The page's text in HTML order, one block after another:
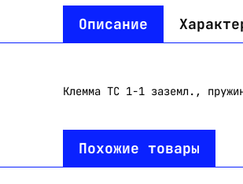
Описание
Клемма TC 1-1 заземл.,
Похожие товары